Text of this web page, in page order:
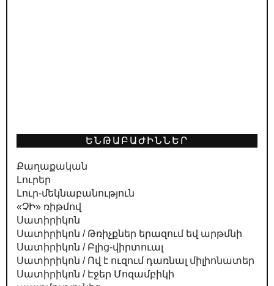
ԵՆԹԱԲԱԺԻՆՆԵՐ
Քաղաքական
Լուրեր
Լուր-մեկնաբանություն
«ՉԻ» ռիթմով
Սատիրիկոն
Սատիրիկոն / Թռիչքներ երազում եվ արթմնի
Սատիրիկոն / Բլից-վիրտուալ
Սատիրիկոն / Ով է ուզում դառնալ միլիոնատեր
Սատիրիկոն / Էջեր Մոզամբիկի